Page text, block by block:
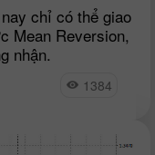
chỉ có thể giao
Mean Reversion,
nhận.
1384